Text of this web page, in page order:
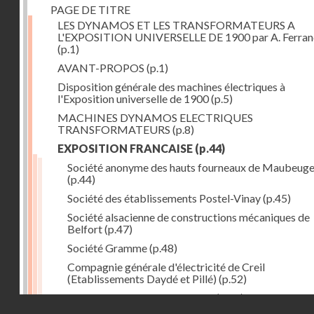
PAGE DE TITRE
LES DYNAMOS ET LES TRANSFORMATEURS A
L'EXPOSITION UNIVERSELLE DE 1900 par A.
(p.1)
AVANT-PROPOS (p.1)
Disposition générale des machines électriques à
l'Exposition universelle de 1900(p.5)
MACHINES DYNAMOS ELECTRIQUES
TRANSFORMATEURS (p.8)
EXPOSITION FRANCAISE (p.44)
Société anonyme des hauts fourneaux de Maubeuge
(p.44)
Société des établissements Postel-Vinay(p.45)
Société alsacienne de constructions mécaniques de
Belfort(p.47)
Société Gramme(p.48)
Compagnie générale d'électricité de Creil
(Etablissements Daydé et Pillé) (p.52)
Compagnie générale de Nancy(p.52)